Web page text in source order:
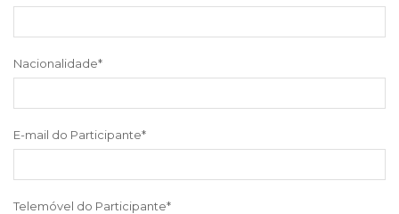
Nacionalidade*
E-mail do Participante*
Telemóvel do Participante*